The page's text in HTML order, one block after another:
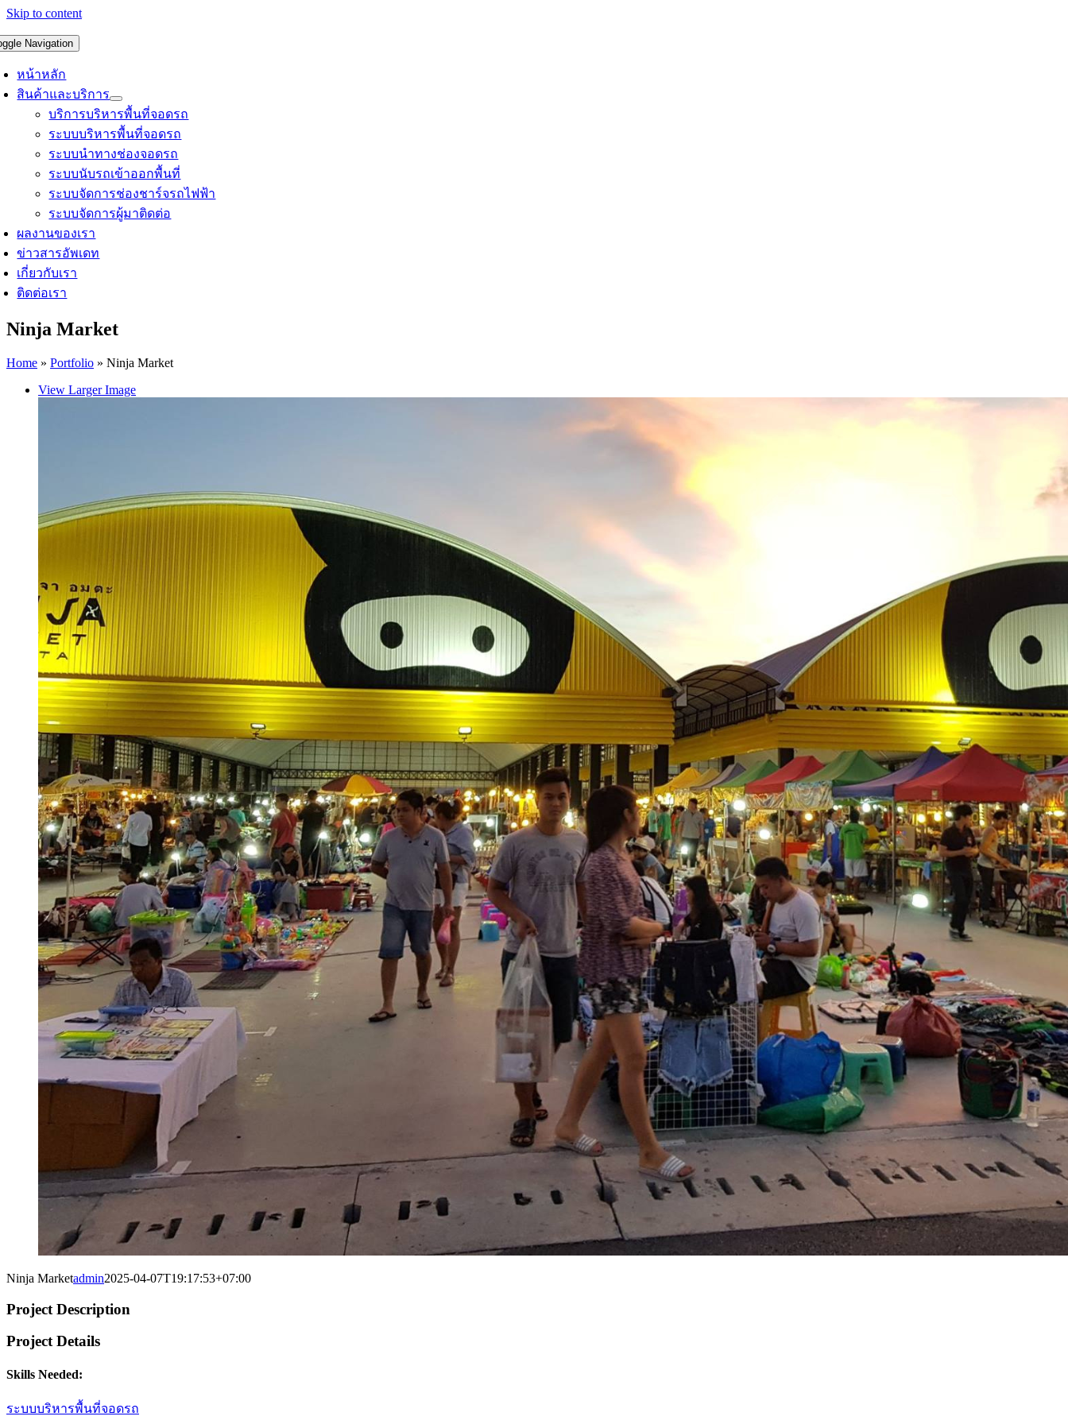
Skip to content
Navigation
หน้าหลัก
สินค้าและบริการ
บริการบริหารพื้นที่จอดรถ
ระบบบริหารพื้นที่จอดรถ
ระบบนำทางช่องจอดรถ
ระบบนับรถเข้าออกพื้นที่
ระบบจัดการช่องชาร์จรถไฟฟ้า
ระบบจัดการผู้มาติดต่อ
ผลงานของเรา
ข่าวสารอัพเดท
เกี่ยวกับเรา
ติดต่อเรา
Ninja Market
Home » Portfolio » Ninja Market
View Larger Image
Ninja Marketadmin2025-04-07T19:17:53+07:00
Project Description
Project Details
Skills Needed:
ระบบบริหารพื้นที่จอดรถ